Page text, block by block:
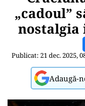
„cadoul”
nostalgia
Publicat: 21 dec. 2025,
Adaugă-